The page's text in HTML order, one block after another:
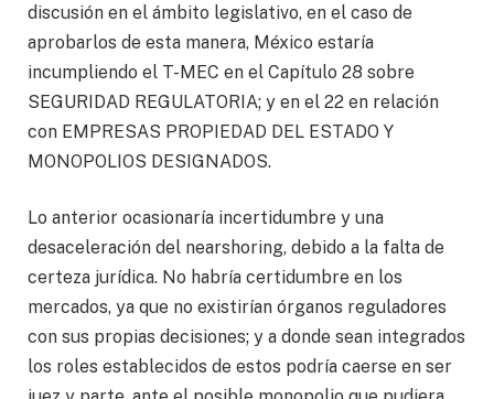
discusión en el ámbito legislativo, en el caso de
aprobarlos de esta manera, México estaría
incumpliendo el T-MEC en el Capítulo 28 sobre
SEGURIDAD REGULATORIA; y en el 22 en relación
con EMPRESAS PROPIEDAD DEL ESTADO Y
MONOPOLIOS DESIGNADOS.
Lo anterior ocasionaría incertidumbre y una
desaceleración del nearshoring, debido a la falta de
certeza jurídica. No habría certidumbre en los
mercados, ya que no existirían órganos reguladores
con sus propias decisiones; y a donde sean integrados
los roles establecidos de estos podría caerse en ser